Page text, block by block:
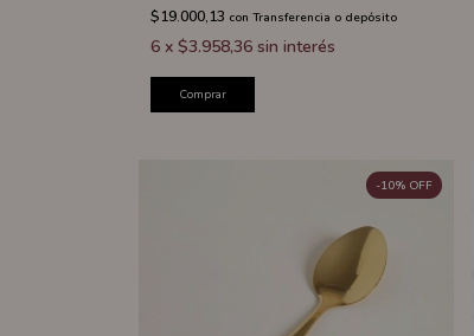
$19.000,13 con Transferencia o depósito
6 x $3.958,36 sin interés
Comprar
-10% OFF